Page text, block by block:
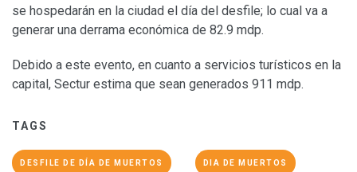
se hospedarán en la ciudad el día del desfile; lo cual va a
generar una derrama económica de 82.9 mdp.
Debido a este evento, en cuanto a servicios turísticos en la
capital, Sectur estima que sean generados 911 mdp.
TAGS
DESFILE DE DÍA DE MUERTOS DIA DE MUERTOS